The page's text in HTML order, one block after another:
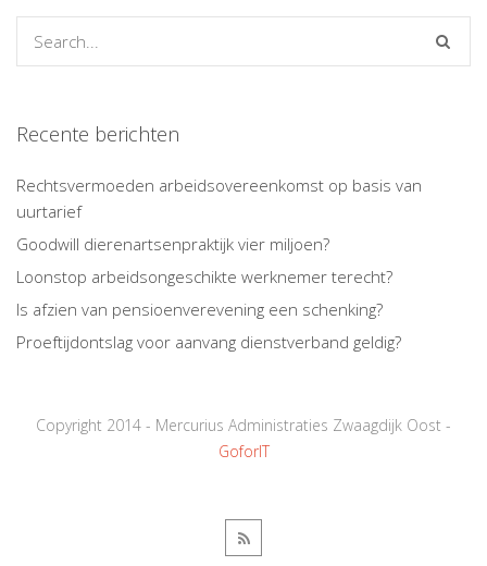
Recente berichten
Rechtsvermoeden arbeidsovereenkomst op basis van
uurtarief
Goodwill dierenartsenpraktijk vier miljoen?
Loonstop arbeidsongeschikte werknemer terecht?
Is afzien van pensioenverevening een schenking?
Proeftijdontslag voor aanvang dienstverband geldig?
Copyright 2014 - Mercurius Administraties Zwaagdijk Oost -
GoforIT